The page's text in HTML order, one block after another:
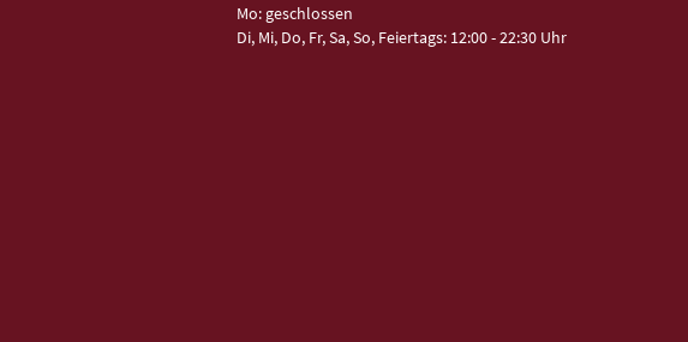
Mo: geschlossen
Di, Mi, Do, Fr, Sa, So, Feiertags: 12:00 - 22:30 Uhr